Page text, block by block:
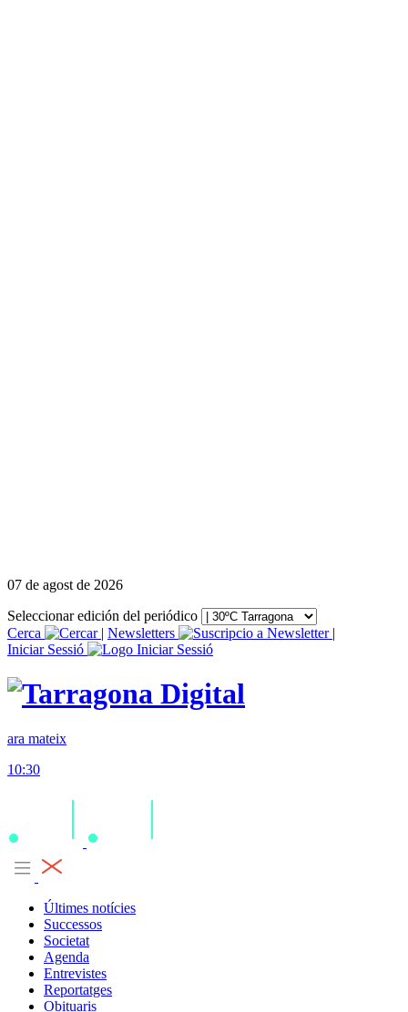
07 de agost de 2026
Seleccionar edición del periódico
Cerca
| Newsletters
|
Iniciar Sessió
ara mateix
10:30
Últimes notícies
Successos
Societat
Agenda
Entrevistes
Reportatges
Obituaris